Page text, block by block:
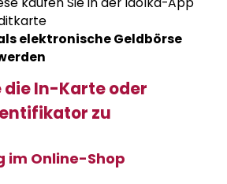
elektronische Geldbörse
die In-Karte oder
zu
im Online-Shop